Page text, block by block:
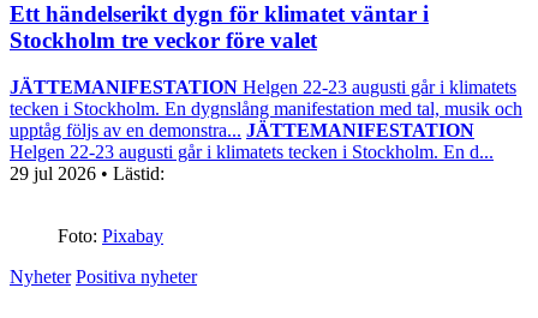
Ett händelserikt dygn för klimatet väntar i
Stockholm tre veckor före valet
JÄTTEMANIFESTATION Helgen 22-23 augusti går i klimatets
tecken i Stockholm. En dygnslång manifestation med tal, musik och
upptåg följs av en demonstra... JÄTTEMANIFESTATION
Helgen 22-23 augusti går i klimatets tecken i Stockholm. En d...
29 jul 2026 • Lästid:
Foto: Pixabay
Nyheter Positiva nyheter